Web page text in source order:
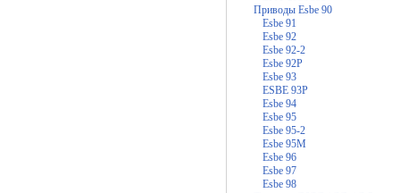
Приводы Esbe 90
Esbe 91
Esbe 92
Esbe 92-2
Esbe 92P
Esbe 93
ESBE 93P
Esbe 94
Esbe 95
Esbe 95-2
Esbe 95M
Esbe 96
Esbe 97
Esbe 98